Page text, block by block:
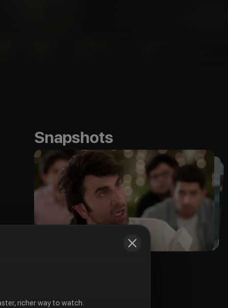
Snapshots
richer way to watch.